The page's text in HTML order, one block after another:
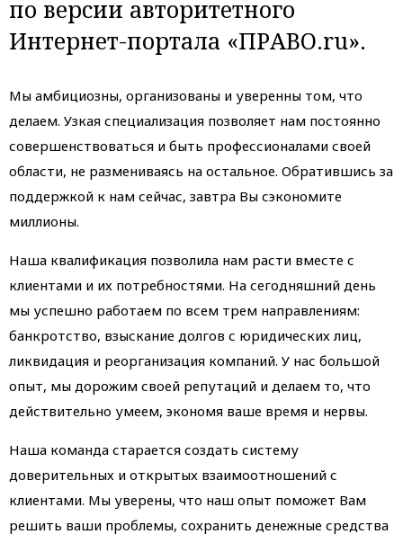
по версии авторитетного
Интернет-портала «ПРАВО.ru».
Мы амбициозны, организованы и уверенны том, что
делаем. Узкая специализация позволяет нам постоянно
совершенствоваться и быть профессионалами своей
области, не размениваясь на остальное. Обратившись за
поддержкой к нам сейчас, завтра Вы сэкономите
миллионы.
Наша квалификация позволила нам расти вместе с
клиентами и их потребностями. На сегодняшний день
мы успешно работаем по всем трем направлениям:
банкротство, взыскание долгов с юридических лиц,
ликвидация и реорганизация компаний. У нас большой
опыт, мы дорожим своей репутаций и делаем то, что
действительно умеем, экономя ваше время и нервы.
Наша команда старается создать систему
доверительных и открытых взаимоотношений с
клиентами. Мы уверены, что наш опыт поможет Вам
решить ваши проблемы, сохранить денежные средства